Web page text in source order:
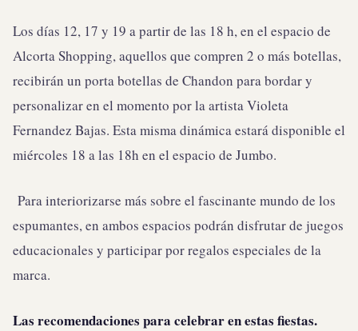
Los días 12, 17 y 19 a partir de las 18 h, en el espacio de
Alcorta Shopping, aquellos que compren 2 o más botellas,
recibirán un porta botellas de Chandon para bordar y
personalizar en el momento por la artista Violeta
Fernandez Bajas. Esta misma dinámica estará disponible el
miércoles 18 a las 18h en el espacio de Jumbo.
Para interiorizarse más sobre el fascinante mundo de los
espumantes, en ambos espacios podrán disfrutar de juegos
educacionales y participar por regalos especiales de la
marca.
Las recomendaciones para celebrar en estas fiestas.